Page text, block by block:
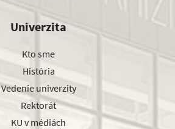
Univerzita
Kto sme
História
Vedenie univerzity
Rektorát
KU v médiách